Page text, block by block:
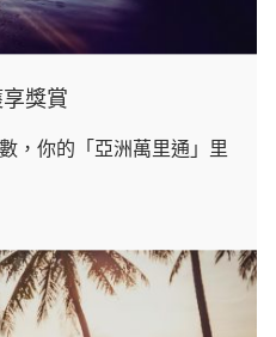
獎賞
，你的「亞洲萬里通」里